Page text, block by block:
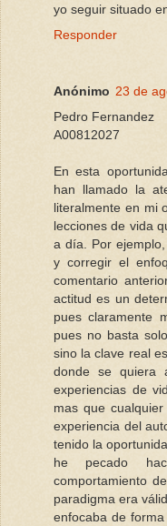
yo seguir situado
Responder
Anónimo 23 de
Pedro Fernandez
A00812027
En esta
han llamado la
literalmente en mi
lecciones de vida
a día. Por
y corregir el
comentario
actitud es un
pues claramente
pues no basta
sino la clave real
donde se quiera
experiencias de
mas que
experiencia del
tenido la
he pecado
comportamiento
paradigma era
enfocaba de